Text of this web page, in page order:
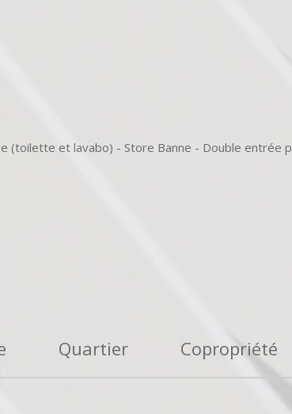
(toilette et lavabo) - Store Banne - Double entrée
Quartier Copropriété